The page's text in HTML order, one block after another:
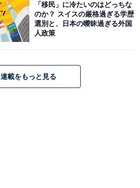
「移民」に冷たいのはどっちな
のか？ スイスの厳格過ぎる学歴
選別と、日本の曖昧過ぎる外国
人政策
連載をもっと見る